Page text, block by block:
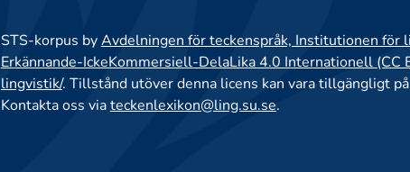
STS-korpus byAvdelningen för teckenspråk, Institutionen för
Erkännande-IckeKommersiell-DelaLika 4.0 Internationell (CC
lingvistik/. Tillstånd utöver denna licens kan vara tillgängligt på
Kontakta oss viateckenlexikon@ling.su.se.